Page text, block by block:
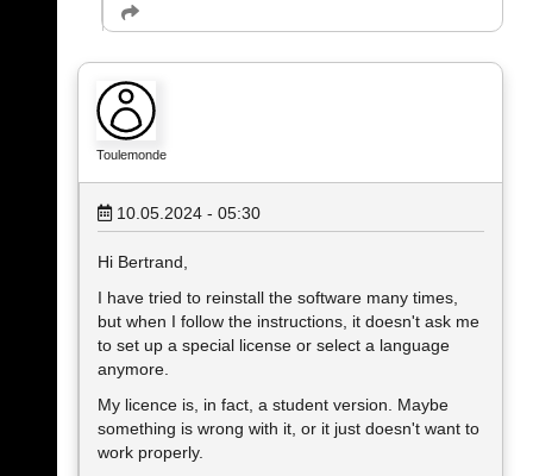
Toulemonde
10.05.2024 - 05:30
Hi Bertrand,
I have tried to reinstall the software many times,
but when I follow the instructions, it doesn't ask me
to set up a special license or select a language
anymore.
My licence is, in fact, a student version. Maybe
something is wrong with it, or it just doesn't want to
work properly.